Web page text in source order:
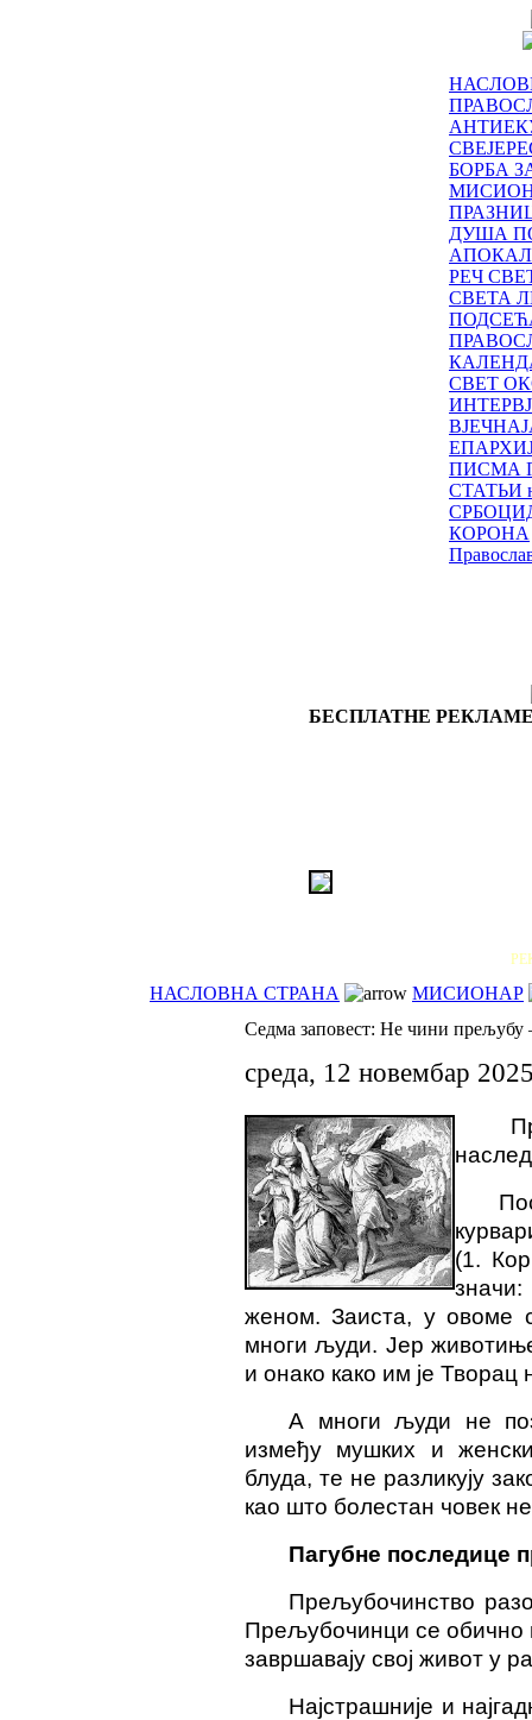
БОРБА
ДУША
РЕЧ
СВЕТА
СВЕТ
ПИСМА
СТАТЬИ
КОРОНА
БЕСПЛАТНЕ
НАСЛОВНА СТРАНА
МИСИОНАР
Седма заповест: Не чини
среда, 12 новембар
(1.
женом. Заиста, у овоме
многи људи. Јер
и онако како им је
А многи људи не
између мушких и
блуда, те не разликују
као што болестан човек
Пагубне последице
Прељубочинство
Прељубочинци се обично
завршавају свој живот у
Најстрашније и